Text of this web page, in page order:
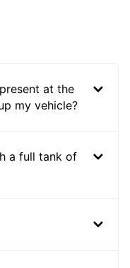
at the
my vehicle?
a full tank of